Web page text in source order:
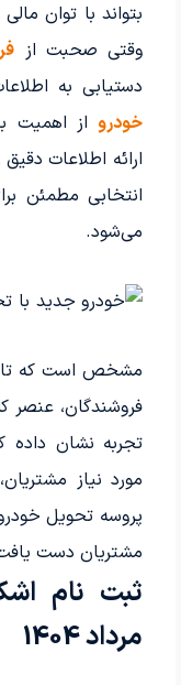
بتواند با توان
وقتی صحبت از
دستیابی به
خودرواز اهمیت
ارائه اطلاعات
انتخابی مطمئن
می‌شود.
با
مشخص است که
فروشندگان، عنصر
تجربه نشان
مورد نیاز
پروسه تحویل
مشتریان دست
ثبت نام
مرداد 1404